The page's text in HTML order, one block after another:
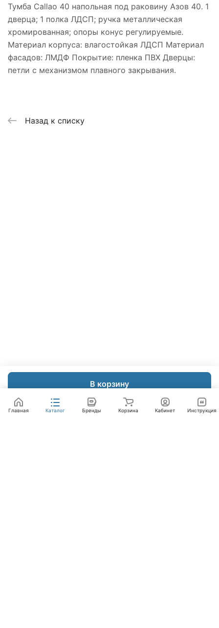
В корзину
Тумба Callao 40 напольная под раковину Азов 40. 1
дверца; 1 полка ЛДСП; ручка металлическая
хромированная; опоры конус регулируемые.
Материал корпуса: влагостойкая ЛДСП Материал
фасадов: ЛМДФ Покрытие: пленка ПВХ Дверцы:
петли с механизмом плавного закрывания.
Назад к списку
Главная Каталог Бренды Корзина Кабинет Инструкция